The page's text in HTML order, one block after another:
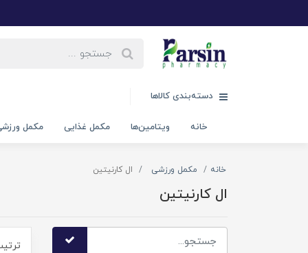
دسته‌بندی کالاها
خانه ویتامین‌ها مکمل غذایی مکمل
خانه مکمل ورزشی ال کارنیتین
ال کارنیتین